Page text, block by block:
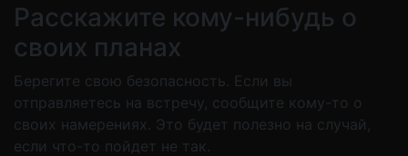
Расскажите кому-нибудь о
своих планах
Берегите свою безопасность. Если вы
отправляетесь на встречу, сообщите кому-то о
своих намерениях. Это будет полезно на случай,
если что-то пойдет не так.